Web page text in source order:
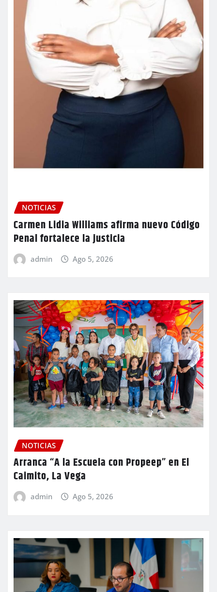
NOTICIAS
Carmen Lidia Williams afirma nuevo Código
Penal fortalece la justicia
admin Ago 5, 2026
NOTICIAS
Arranca “A la Escuela con Propeep” en El
Caimito, La Vega
admin Ago 5, 2026